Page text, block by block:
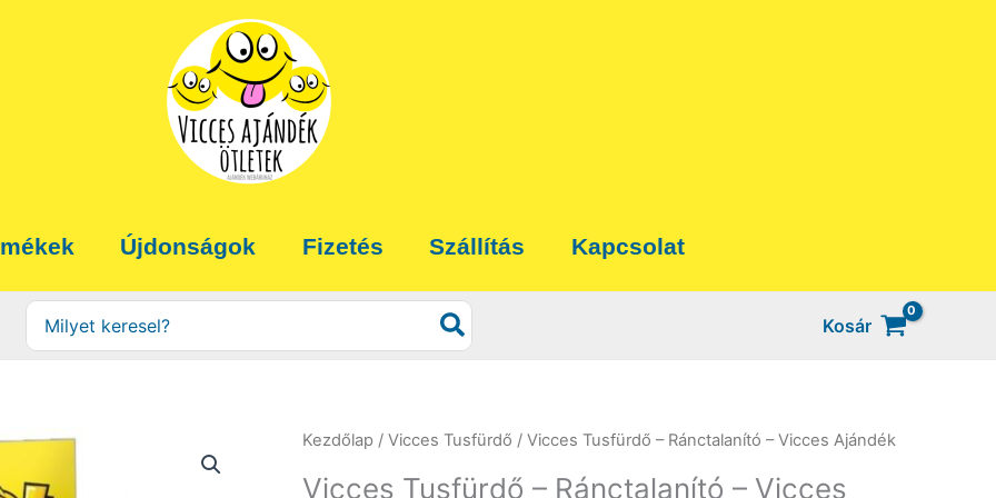
Újdonságok Fizetés Szállítás Kapcsolat
Search
for:
Kosár
Kezdőlap / Vicces Tusfürdő / Vicces Tusfürdő – Ránctalanító – Vicces Ajándék
Vicces Tusfürdő – Ránctalanító – Vicces